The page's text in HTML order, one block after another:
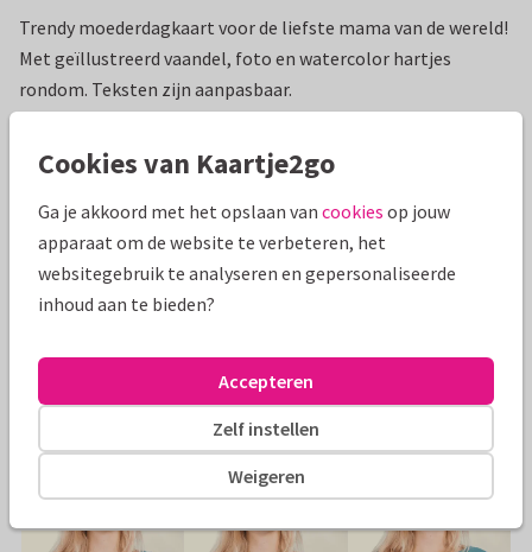
Trendy moederdagkaart voor de liefste mama van de wereld!
Met geïllustreerd vaandel, foto en watercolor hartjes
rondom. Teksten zijn aanpasbaar.
Moederdag kaarten Renee geeft vorm Eerste Moederdag
Specificaties bij deze kaart
Envelop: Witte vensterenvelop
Adres: Achterop de kaart
Formaten
Cookies van Kaartje2go
Ga je akkoord met het opslaan van cookies op jouw
apparaat om de website te verbeteren, het
websitegebruik te analyseren en gepersonaliseerde
inhoud aan te bieden?
Weigeren
Zelf instellen
Accepteren